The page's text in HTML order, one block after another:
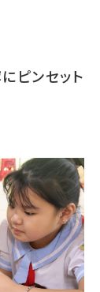
ピンセット